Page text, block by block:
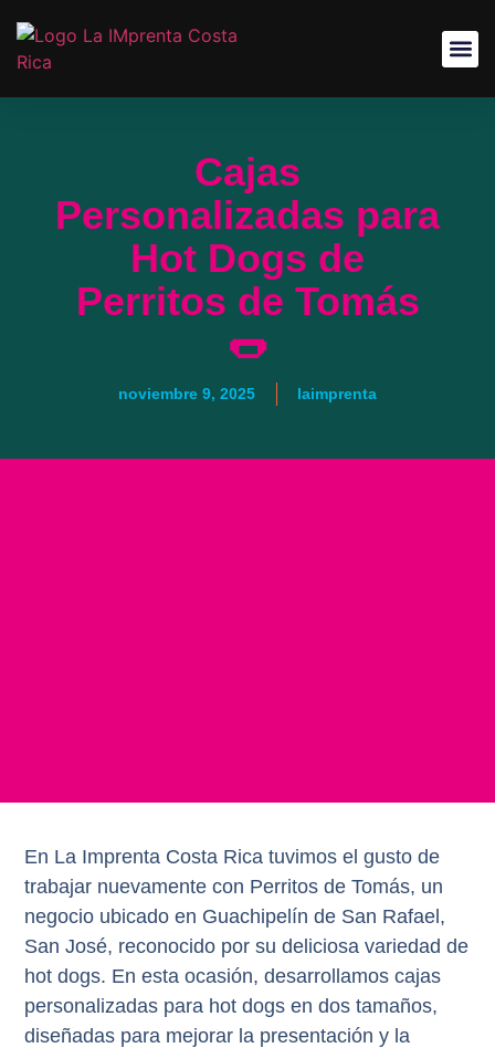
Cajas
Personalizadas para
Hot Dogs de
Perritos de Tomás
🌭
noviembre 9, 2025 laimprenta
En La Imprenta Costa Rica tuvimos el gusto de
trabajar nuevamente con Perritos de Tomás, un
negocio ubicado en Guachipelín de San Rafael,
San José, reconocido por su deliciosa variedad de
hot dogs. En esta ocasión, desarrollamoscajas
personalizadas para hot dogs en dos tamaños,
diseñadas para mejorar la presentación y la